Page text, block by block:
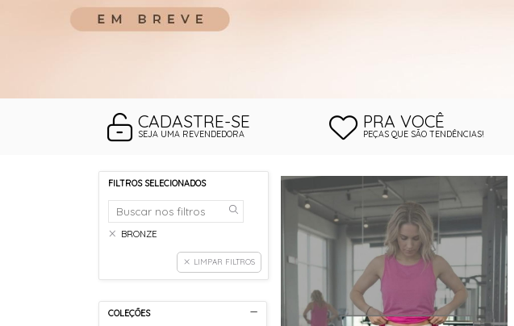
CADASTRE-SE
SEJA UMA REVENDEDORA
PRA VOCÊ
PEÇAS QUE SÃO TENDÊNCIAS!
FILTROS SELECIONADOS
BRONZE
LIMPAR FILTROS
COLEÇÕES